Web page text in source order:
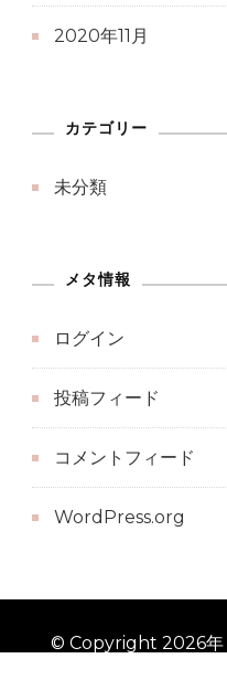
2020年11月
カテゴリー
未分類
メタ情報
ログイン
投稿フィード
コメントフィード
WordPress.org
© Copyright 2026年